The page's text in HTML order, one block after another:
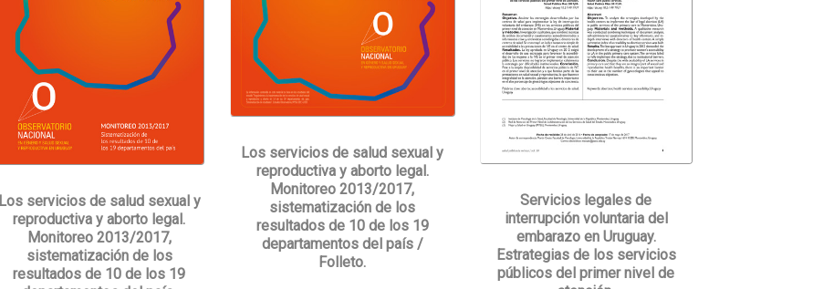
Los servicios de salud sexual y
reproductiva y aborto legal.
Monitoreo 2013/2017,
sistematización de los
resultados de 10 de los 19
Los servicios de salud sexual y
reproductiva y aborto legal.
Monitoreo 2013/2017,
sistematización de los
resultados de 10 de los 19
departamentos del país /
Folleto.
Servicios legales de
interrupción voluntaria del
embarazo en Uruguay.
Estrategias de los servicios
públicos del primer nivel de